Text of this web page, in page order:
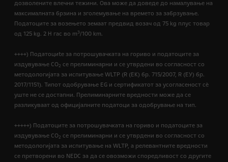
дозволените влечни тежини. Ова може да доведе до намалување на
максималната брзина и зголемување на времето за забрзување.
Податоците за возењето земаат предвид возач од 75 kg плус товар
од 125 kg. 2 H гас во m3/100 km.
++++) Податоциte за потрошувачката на гориво и податоците за
издувување CO2 се прелиминарни и се утврдени во согласност со
методологијата за испитување WLTP (R (EК) бр. 715/2007, R (ЕУ) бр.
2017/1151). Типот одобрување EG и сертификатот за усогласеност сѐ
уште не се достапни. Прелиминарните вредности може да се
разликуваат од официјалните податоци за одобрување на тип.
+++++) Податоците за потрошувачката на гориво и податоците за
издувување CO2 се прелиминарни и се утврдени во согласност со
методологијата за испитување на WLTP, а релевантните вредности
се претворени во NEDC за да се овозможи споредливост со другите